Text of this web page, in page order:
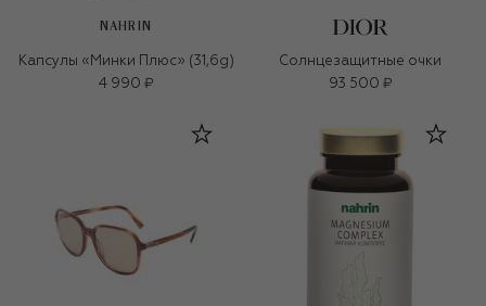
NAHRIN
Капсулы «Минки Плюс» (31,6g)
4 990 ₽
Солнцезащитные очки
93 500 ₽